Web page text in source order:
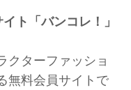
ト「バンコレ！」
クターファッショ
無料会員サイトで